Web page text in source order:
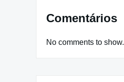
Comentários
No comments to show.